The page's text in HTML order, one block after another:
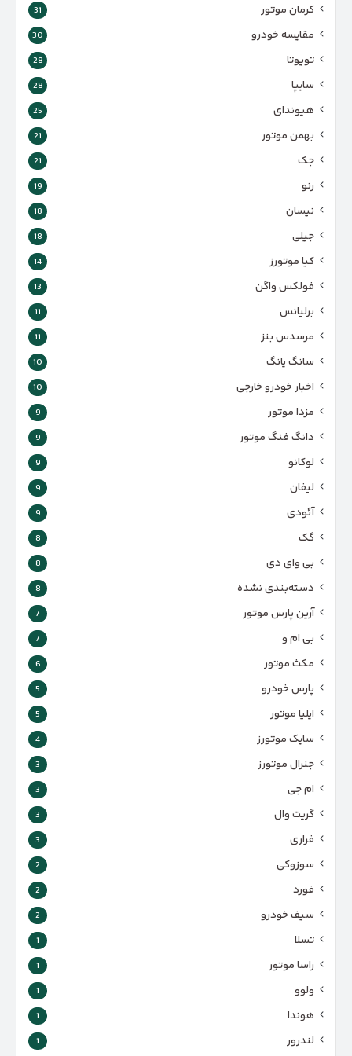
کرمان موتور 31
مقایسه خودرو 30
تویوتا 28
سایپا 28
هیوندای 25
بهمن موتور 21
جک 21
رنو 19
نیسان 18
جیلی 18
کیا موتورز 14
فولکس واگن 13
برلیانس 11
مرسدس بنز 11
سانگ یانگ 10
اخبار خودرو خارجی 10
مزدا موتور 9
دانگ فنگ موتور 9
لوکانو 9
لیفان 9
آئودی 9
گک 8
بی وای دی 8
دسته‌بندی نشده 8
آرین پارس موتور 7
بی ام و 7
مکث موتور 6
پارس‌ خودرو 5
ایلیا موتور 5
سایک موتورز 4
جنرال موتورز 3
ام جی 3
گریت وال 3
فراری 3
سوزوکی 2
فورد 2
سیف خودرو 2
تسلا 1
راسا موتور 1
ولوو 1
هوندا 1
لندرور 1